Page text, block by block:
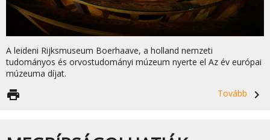
A leideni Rijksmuseum Boerhaave, a holland nemzeti
tudományos és orvostudományi múzeum nyerte el Az év európai
múzeuma díjat.
Tovább
navigate_next
print